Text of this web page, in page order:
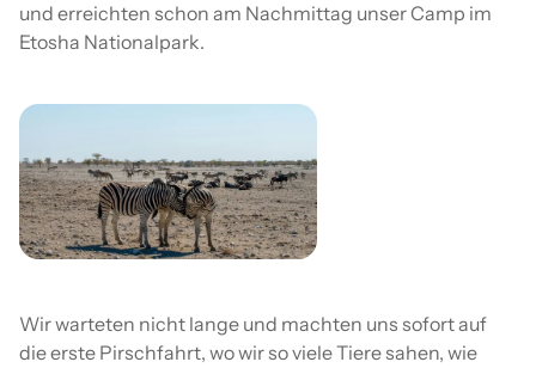
und erreichten schon am Nachmittag unser Camp im
Etosha Nationalpark.
Wir warteten nicht lange und machten uns sofort auf
die erste Pirschfahrt, wo wir so viele Tiere sahen, wie